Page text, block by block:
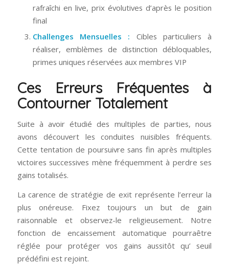
rafraîchi en live, prix évolutives d’après le position
final
Challenges Mensuelles : Cibles particuliers à
réaliser, emblèmes de distinction débloquables,
primes uniques réservées aux membres VIP
Ces Erreurs Fréquentes à
Contourner Totalement
Suite à avoir étudié des multiples de parties, nous
avons découvert les conduites nuisibles fréquents.
Cette tentation de poursuivre sans fin après multiples
victoires successives mène fréquemment à perdre ses
gains totalisés.
La carence de stratégie de exit représente l’erreur la
plus onéreuse. Fixez toujours un but de gain
raisonnable et observez-le religieusement. Notre
fonction de encaissement automatique pourraêtre
réglée pour protéger vos gains aussitôt qu’ seuil
prédéfini est rejoint.